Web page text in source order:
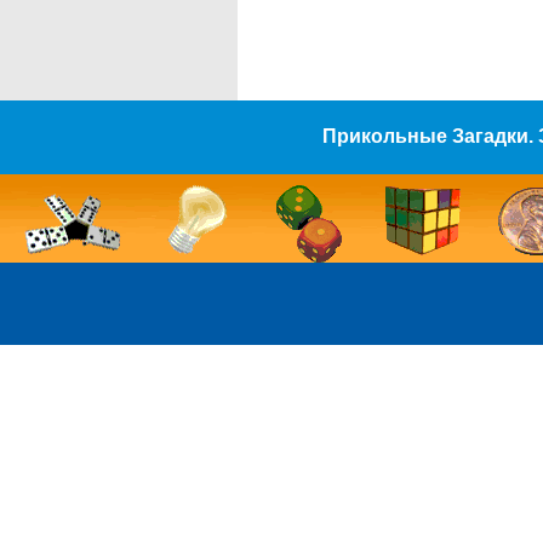
Прикольные Загадки.